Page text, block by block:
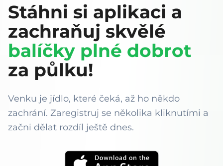
Stáhni si aplikaci a
zachraňuj skvělé
balíčky plné dobrot
za půlku!
Venku je jídlo, které čeká, až ho někdo
zachrání. Zaregistruj se několika kliknutími a
začni dělat rozdíl ještě dnes.